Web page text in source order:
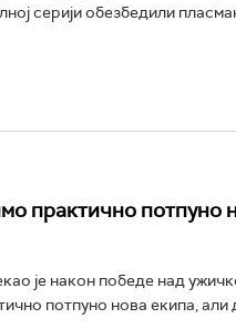
серији обезбедили
практично потпуно
је након победе над
потпуно нова екипа, али